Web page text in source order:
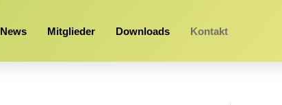
News Mitglieder Downloads Kontakt